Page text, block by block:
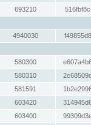
693210
4940030
580300
580310
581591
603420
603400